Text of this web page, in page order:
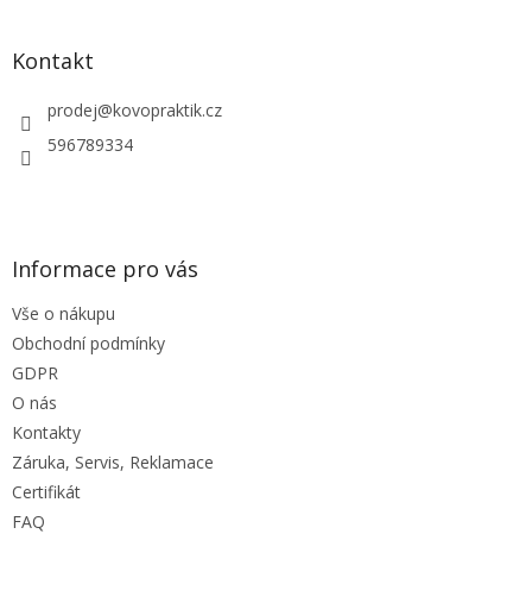
Kontakt
prodej@kovopraktik.cz
596789334
Informace pro vás
Vše o nákupu
Obchodní podmínky
GDPR
O nás
Kontakty
Záruka, Servis, Reklamace
Certifikát
FAQ